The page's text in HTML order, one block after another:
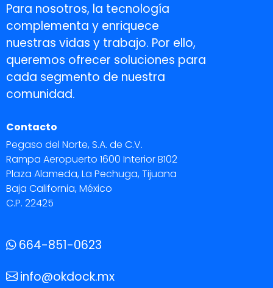
Para nosotros, la tecnología
complementa y enriquece
nuestras vidas y trabajo. Por ello,
queremos ofrecer soluciones para
cada segmento de nuestra
comunidad.
Contacto
Pegaso del Norte, S.A. de C.V.
Rampa Aeropuerto 1600 Interior B102
Plaza Alameda, La Pechuga, Tijuana
Baja California, México
C.P. 22425
664-851-0623
info@okdock.mx